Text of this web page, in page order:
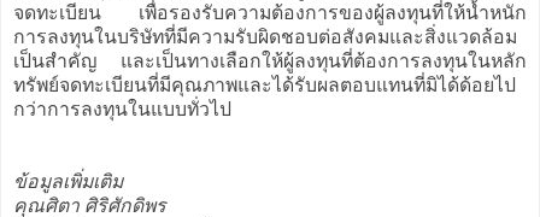
จดทะเบียน เพื่อรองรับความต้องการของผู้ลงทุนที่ให้น้ำหนัก
การลงทุนในบริษัทที่มีความรับผิดชอบต่อสังคมและสิ่งแวดล้อม
เป็นสำคัญ และเป็นทางเลือกให้ผู้ลงทุนที่ต้องการลงทุนในหลัก
ทรัพย์จดทะเบียนที่มีคุณภาพและได้รับผลตอบแทนที่มิได้ด้อยไป
กว่าการลงทุนในแบบทั่วไป
ข้อมูลเพิ่มเติม
คุณศิตา ศิริศักดิพร